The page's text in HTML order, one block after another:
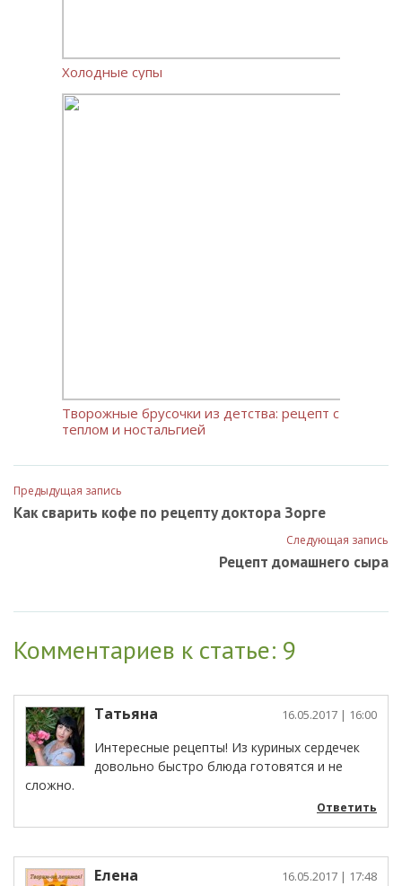
Холодные супы
Творожные брусочки из детства: рецепт с
теплом и ностальгией
Предыдущая запись
Как сварить кофе по рецепту доктора Зорге
Следующая запись
Рецепт домашнего сыра
Комментариев к статье: 9
Татьяна 16.05.2017 | 16:00
Интересные рецепты! Из куриных сердечек
довольно быстро блюда готовятся и не
сложно.
Ответить
Елена 16.05.2017 | 17:48